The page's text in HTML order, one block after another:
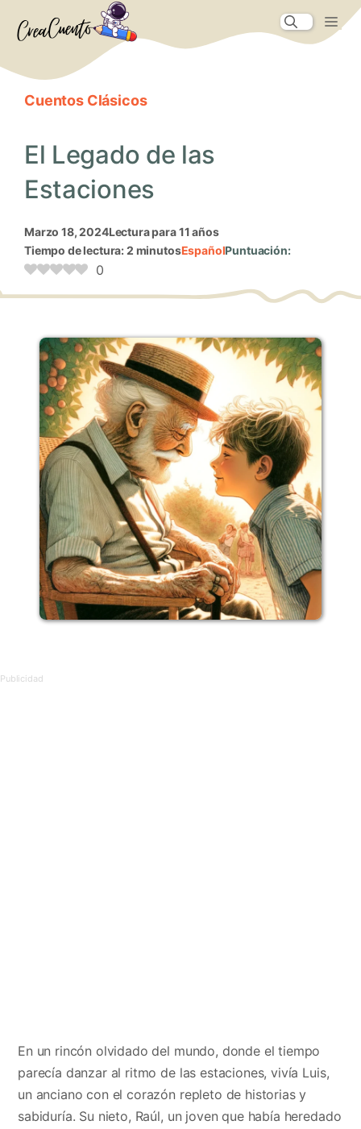
Cuentos Clásicos
El Legado de las
Estaciones
marzo 18, 2024Lectura para 11 años
Tiempo de lectura: 2 minutosEspañolPuntuación:
0
En un rincón olvidado del mundo, donde el tiempo
parecía danzar al ritmo de las estaciones, vivía Luis,
un anciano con el corazón repleto de historias y
sabiduría. Su nieto, Raúl, un joven que había heredado